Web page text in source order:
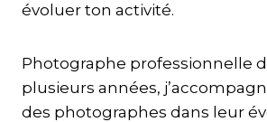
évoluer ton activité.
Photographe professionnelle
plusieurs années,
des photographes dans leur